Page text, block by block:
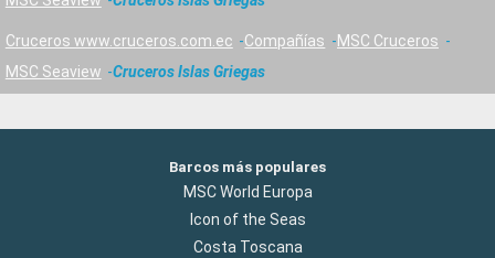
Cruceros www.cruceros.com.ec Compañías
MSC Cruceros
MSC Seaview
Cruceros Islas Griegas
Barcos más populares
MSC World Europa
Icon of the Seas
Costa Toscana